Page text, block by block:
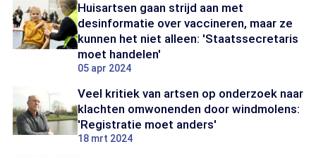
Huisartsen gaan strijd aan met
desinformatie over vaccineren, maar ze
kunnen het niet alleen: 'Staatssecretaris
moet handelen'
05 apr 2024
Veel kritiek van artsen op onderzoek naar
klachten omwonenden door windmolens:
'Registratie moet anders'
18 mrt 2024